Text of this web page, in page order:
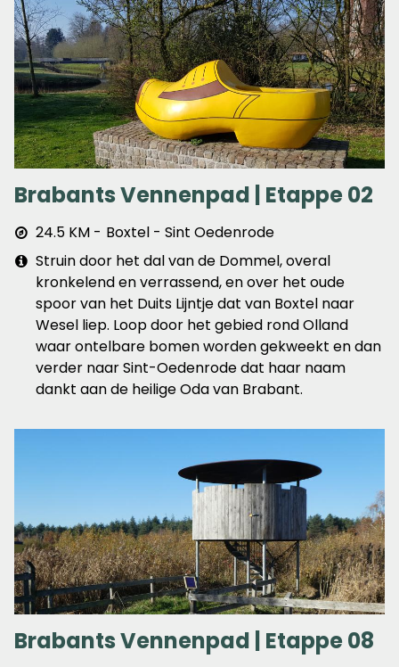
Brabants Vennenpad | Etappe 02
Afstand
&
plaats
24.5 KM
Boxtel - Sint Oedenrode
Extra
info
Struin door het dal van de Dommel, overal
kronkelend en verrassend, en over het oude
spoor van het Duits Lijntje dat van Boxtel naar
Wesel liep. Loop door het gebied rond Olland
waar ontelbare bomen worden gekweekt en dan
verder naar Sint-Oedenrode dat haar naam
dankt aan de heilige Oda van Brabant.
Brabants Vennenpad | Etappe 08